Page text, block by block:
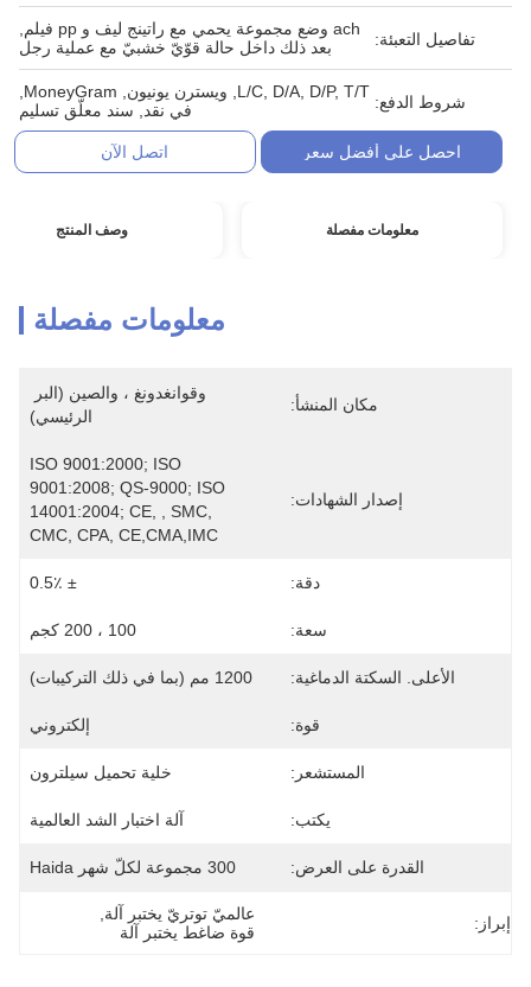
تفاصيل التعبئة:
ach وضع مجموعة يحمي مع راتينج ليف و pp فيلم,
بعد ذلك داخل حالة قوّيّ خشبيّ مع عملية رجل
شروط الدفع:
في نقد, سند معلّق تسليم
احصل على أفضل سعر اتصل الآن
معلومات مفصلة وصف المنتج
معلومات مفصلة
مكان المنشأ:
الرئيسي)
إصدار الشهادات:
ISO 9001:2000; ISO
9001:2008; QS-9000; ISO
14001:2004; CE, , SMC,
CMC, CPA, CE,CMA,IMC
دقة: ± 0.5٪
سعة: 100 ، 200 كجم
الأعلى. السكتة الدماغية: 1200 مم (بما في ذلك التركيبات)
قوة: إلكتروني
المستشعر: خلية تحميل سيلترون
يكتب: آلة اختبار الشد العالمية
القدرة على العرض: 300 مجموعة لكلّ شهر Haida
إبراز: عالميّ توتريّ يختبر آلة
قوة ضاغط يختبر آلة